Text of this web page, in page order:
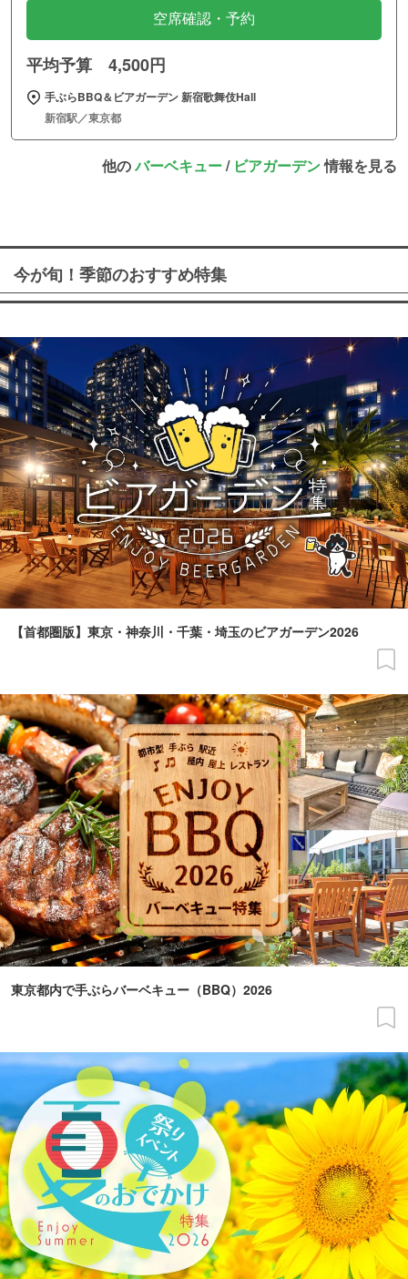
空席確認・予約
平均予算 4,500円
手ぶらBBQ＆ビアガーデン 新宿歌舞伎Hall
新宿駅／東京都
他のバーベキュー/ ビアガーデン情報を見る
今が旬！季節のおすすめ特集
【首都圏版】東京・神奈川・千葉・埼玉のビアガーデン2026
東京都内で手ぶらバーベキュー（BBQ）2026